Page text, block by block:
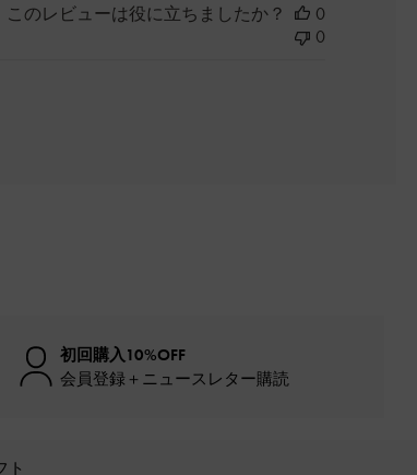
このレビューは役に立ちましたか？
0
0
初回購入10%OFF
会員登録＋ニュースレター購読
ト